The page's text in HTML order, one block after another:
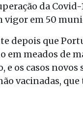
da
vigor em 50
depois que
meados de
os casos novos
vacinadas,